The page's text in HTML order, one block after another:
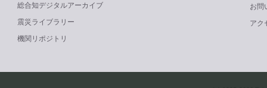
総合知デジタルアーカイブ
震災ライブラリー
機関リポジトリ
お問
アク